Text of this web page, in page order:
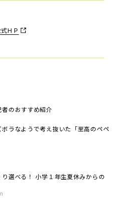
ＨＰ
のおすすめ紹介
ラなようで考え抜いた「至高のペペ
選べる！ 小学１年生夏休みからの